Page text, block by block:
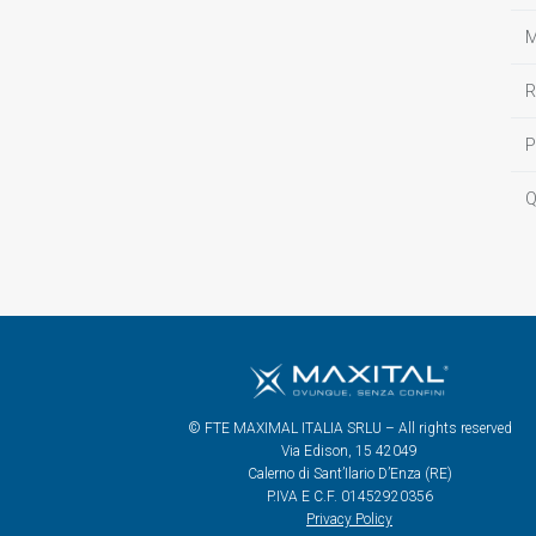
© FTE MAXIMAL ITALIA SRLU – All rights reserved
Via Edison, 15 42049
Calerno di Sant’Ilario D’Enza (RE)
P.IVA E C.F. 01452920356
Privacy Policy